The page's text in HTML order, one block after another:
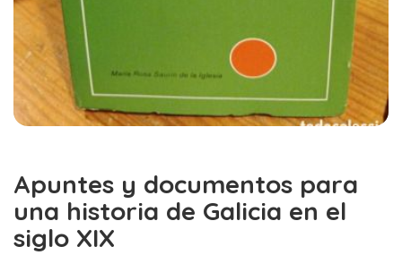
Apuntes y documentos para
una historia de Galicia en el
siglo XIX